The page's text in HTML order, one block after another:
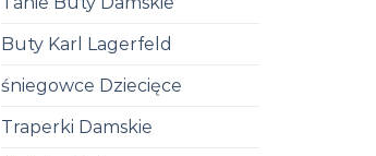
Buty Karl Lagerfeld
śniegowce Dziecięce
Traperki Damskie